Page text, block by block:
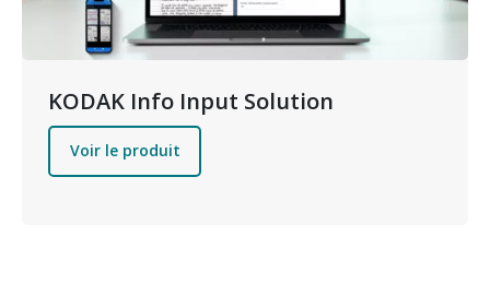
KODAK Info Input Solution
Voir le produit